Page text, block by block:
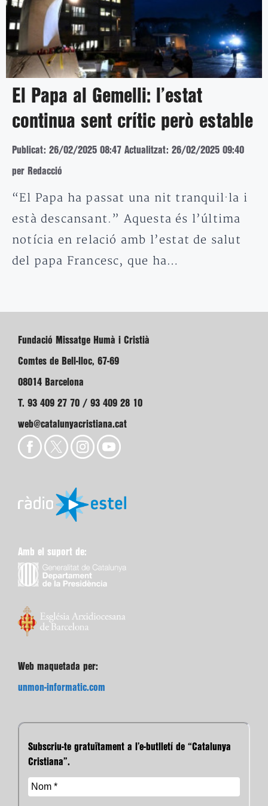
El Papa al Gemelli: l’estat
continua sent crític però estable
Publicat: 26/02/2025 08:47 Actualitzat: 26/02/2025 09:40
per Redacció
“El Papa ha passat una nit tranquil·la i
està descansant.” Aquesta és l’última
notícia en relació amb l’estat de salut
del papa Francesc, que ha…
Fundació Missatge Humà i Cristià
Comtes de Bell-lloc, 67-69
08014 Barcelona
T. 93 409 27 70 / 93 409 28 10
web@catalunyacristiana.cat
Amb el suport de:
Web maquetada per:
unmon-informatic.com
Subscriu-te gratuïtament a l’e-butlletí de “Catalunya
Cristiana”.